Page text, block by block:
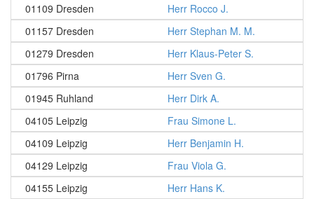
01109 Dresden
Herr Rocco J.
01157 Dresden
Herr Stephan M. M.
01279 Dresden
Herr Klaus-Peter S.
01796 Pirna
Herr Sven G.
01945 Ruhland
Herr Dirk A.
04105 Leipzig
Frau Simone L.
04109 Leipzig
Herr Benjamin H.
04129 Leipzig
Frau Viola G.
04155 Leipzig
Herr Hans K.